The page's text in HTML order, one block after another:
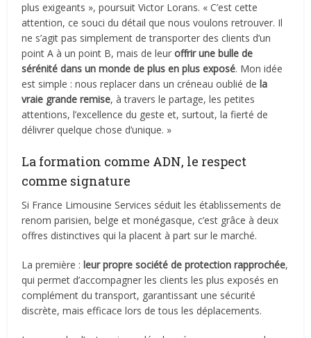
plus exigeants », poursuit Victor Lorans. « C’est cette
attention, ce souci du détail que nous voulons retrouver. Il
ne s’agit pas simplement de transporter des clients d’un
point A à un point B, mais de leuroffrir une bulle de
sérénité dans un monde de plus en plus exposé. Mon idée
est simple : nous replacer dans un créneau oublié dela
vraie grande remise, à travers le partage, les petites
attentions, l’excellence du geste et, surtout, la fierté de
délivrer quelque chose d’unique. »
La formation comme ADN, le respect
comme signature
Si France Limousine Services séduit les établissements de
renom parisien, belge et monégasque, c’est grâce à deux
offres distinctives qui la placent à part sur le marché.
La première :leur propre société de protection rapprochée,
qui permet d’accompagner les clients les plus exposés en
complément du transport, garantissant une sécurité
discrète, mais efficace lors de tous les déplacements.